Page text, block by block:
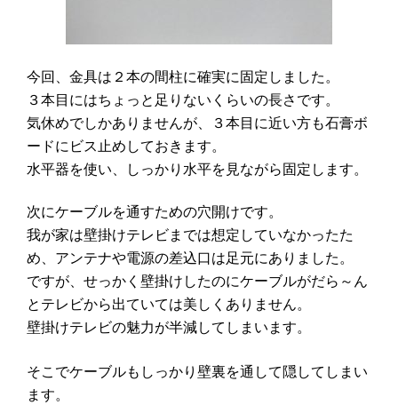
今回、金具は２本の間柱に確実に固定しました。
３本目にはちょっと足りないくらいの長さです。
気休めでしかありませんが、
３本目に近い方も石膏ボ
ードにビス止めしておきます。
水平器を使い、しっかり水平を見ながら固定します。
次にケーブルを通すための穴開けです。
我が家は壁掛けテレビまでは想定していなかったた
め、アンテナや電源の差込口は足元にありました。
ですが、せっかく壁掛けしたのにケーブルがだら～ん
とテレビから出ていては美しくありません。
壁掛けテレビの魅力が半減してしまいます。
そこでケーブルもしっかり壁裏を通して隠してしまい
ます。